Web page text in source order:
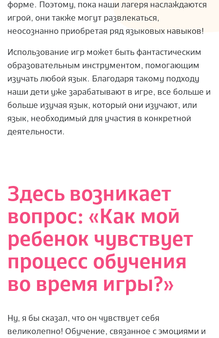
форме. Поэтому, пока наши лагеря наслаждаются
игрой, они также могут развлекаться,
неосознанно приобретая ряд языковых навыков!
Использование игр может быть фантастическим
образовательным инструментом, помогающим
изучать любой язык. Благодаря такому подходу
наши дети уже зарабатывают в игре, все больше и
больше изучая язык, который они изучают, или
язык, необходимый для участия в конкретной
деятельности.
Здесь возникает
вопрос: «Как мой
ребенок чувствует
процесс обучения
во время игры?»
Ну, я бы сказал, что он чувствует себя
великолепно! Обучение, связанное с эмоциями и